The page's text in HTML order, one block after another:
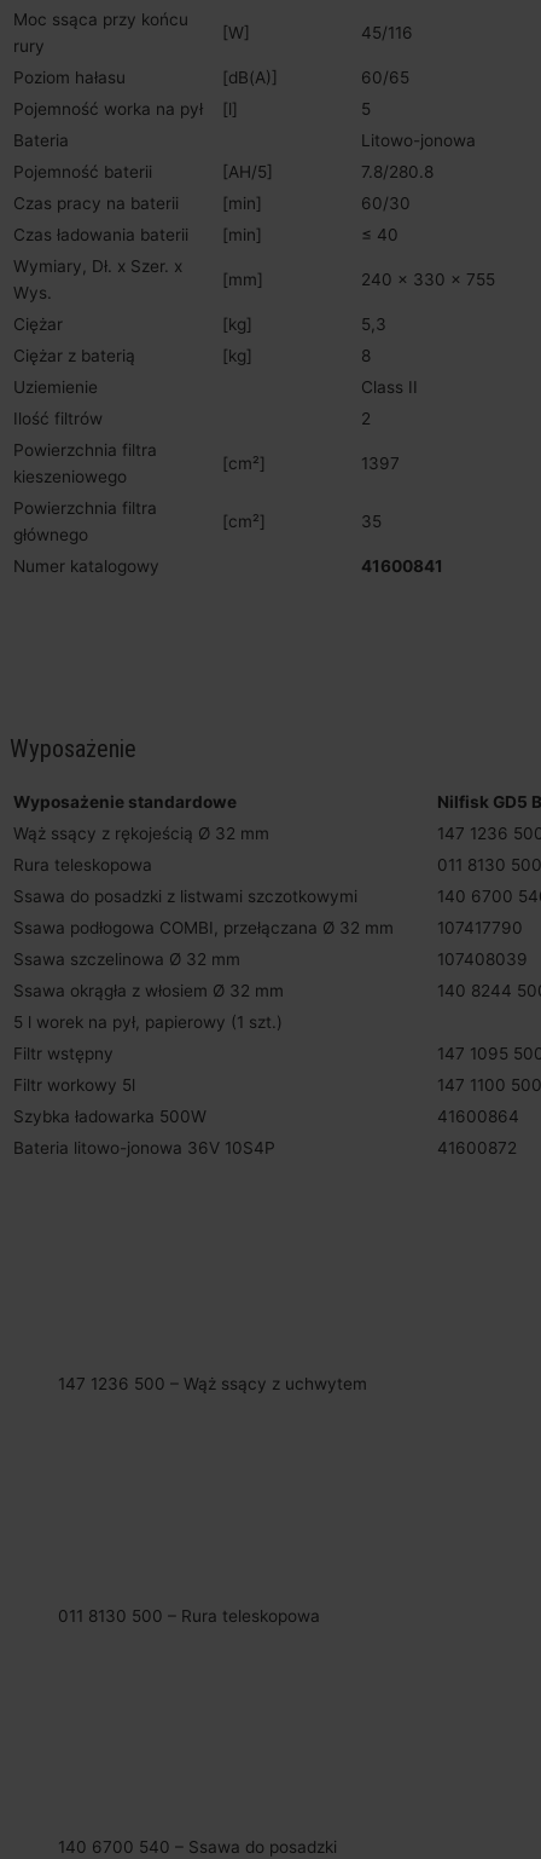
Moc ssąca przy końcu
rury
[W] 45/116
Poziom hałasu [dB(A)]
60/65
Pojemność worka na pył
[l]
5
Bateria
Litowo-jonowa
Pojemność baterii
[AH/5]
7.8/280.8
Czas pracy na baterii
[min]
60/30
Czas ładowania baterii
[min]
≤ 40
Wymiary, Dł. x Szer. x
Wys.
[mm] 240 x 330 x 755
Ciężar [kg]
5,3
Ciężar z baterią
[kg]
8
Uziemienie
Class II
Ilość filtrów
2
Powierzchnia filtra
kieszeniowego
[cm²] 1397
Powierzchnia filtra
głównego
[cm²] 35
Numer katalogowy 41600841
Wyposażenie
Wyposażenie standardowe
Nilfisk GD5
Wąż ssący z rękojeścią Ø 32 mm
147 1236
Rura teleskopowa
011 8130 500
Ssawa do posadzki z listwami szczotkowymi
140 6700
Ssawa podłogowa COMBI, przełączana Ø 32 mm
107417790
Ssawa szczelinowa Ø 32 mm
107408039
Ssawa okrągła z włosiem Ø 32 mm
140 8244
5 l worek na pył, papierowy (1 szt.)
Filtr wstępny
147 1095
Filtr workowy 5l
147 1100 500
Szybka ładowarka 500W
41600864
Bateria litowo-jonowa 36V 10S4P
41600872
147 1236 500 – Wąż ssący z uchwytem
011 8130 500 – Rura teleskopowa
140 6700 540 – Ssawa do posadzki